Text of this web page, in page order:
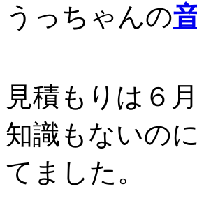
うっちゃんの
見積もりは６
知識もないの
てました。